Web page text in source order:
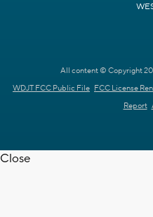
All content © Copyright
WDJT FCC Public File FCC License
Report
Close